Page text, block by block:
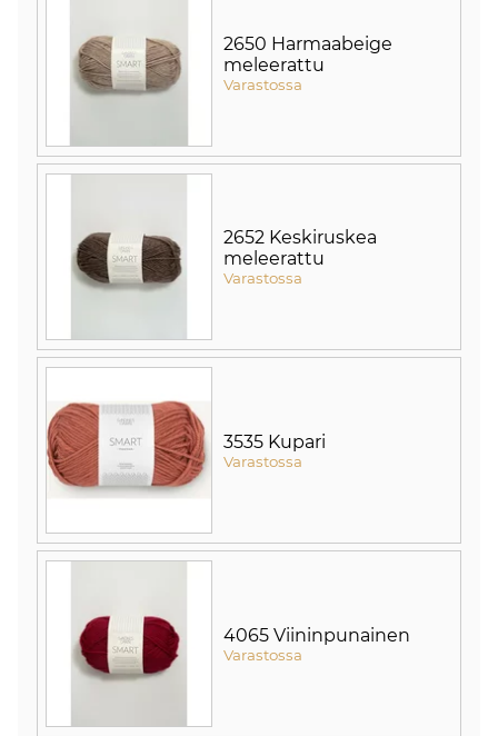
2650 Harmaabeige
meleerattu
Varastossa
2652 Keskiruskea
meleerattu
Varastossa
3535 Kupari
Varastossa
4065 Viininpunainen
Varastossa